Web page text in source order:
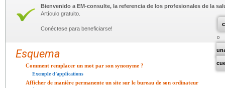
Bienvenido a EM-consulte, la referencia de los profesionales de la
Artículo gratuito.
Conéctese para beneficiarse!
Esquema
Comment remplacer un mot par son synonyme ?
Exemple d’applications
Afficher de manière permanente un site sur le bureau de son ordinateur